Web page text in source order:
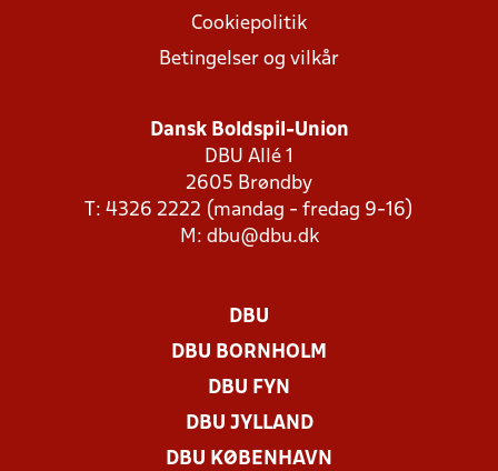
Cookiepolitik
Betingelser og vilkår
Dansk Boldspil-Union
DBU Allé 1
2605 Brøndby
T: 4326 2222 (mandag - fredag 9-16)
M: dbu@dbu.dk
DBU
DBU BORNHOLM
DBU FYN
DBU JYLLAND
DBU KØBENHAVN